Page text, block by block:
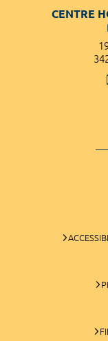
CENTRE